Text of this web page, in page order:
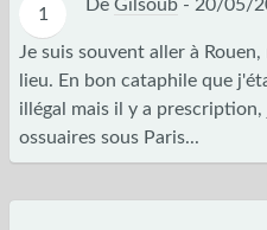
1 De Gilsoub - 20/05/
Je suis souvent aller à
lieu. En bon cataphile que
illégal mais il y a
ossuaires sous Paris...